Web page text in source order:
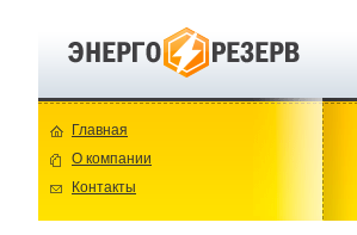
Главная
О компании
Контакты